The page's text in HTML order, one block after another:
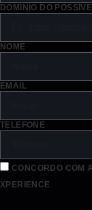
DOMÍNIO DO
NOME
EMAIL
TELEFONE
CONCORDO COM
XPERIENCE